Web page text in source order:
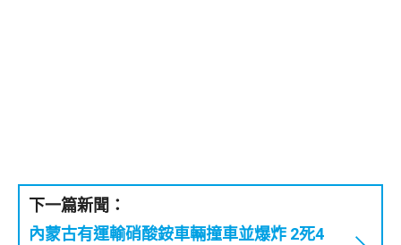
下一篇新聞：
內蒙古有運輸硝酸銨車輛撞車並爆炸 2死4